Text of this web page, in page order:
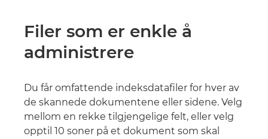
Filer som er enkle å
administrere
Du får omfattende indeksdatafiler for hver av
de skannede dokumentene eller sidene. Velg
mellom en rekke tilgjengelige felt, eller velg
opptil 10 soner på et dokument som skal